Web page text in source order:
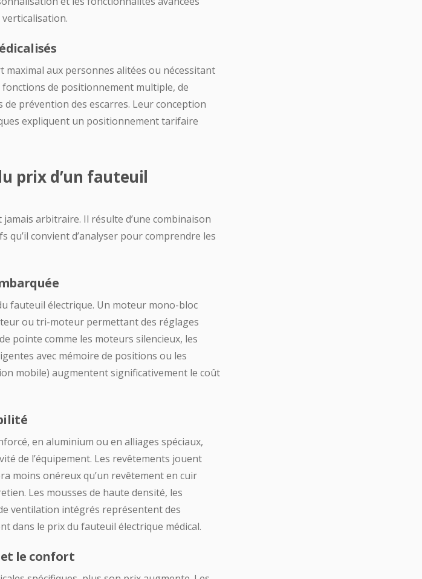
verticalisation.
aux personnes alitées ou nécessitant
de positionnement multiple, de
prévention des escarres. Leur conception
expliquent un positionnement tarifaire
prix d’un fauteuil
jamais arbitraire. Il résulte d’une combinaison
convient d’analyser pour comprendre les
fauteuil électrique. Un moteur mono-bloc
ou tri-moteur permettant des réglages
pointe comme les moteurs silencieux, les
avec mémoire de positions ou les
mobile) augmentent significativement le coût
en aluminium ou en alliages spéciaux,
de l’équipement. Les revêtements jouent
moins onéreux qu’un revêtement en cuir
Les mousses de haute densité, les
ventilation intégrés représentent des
dans le prix du fauteuil électrique médical.
le confort